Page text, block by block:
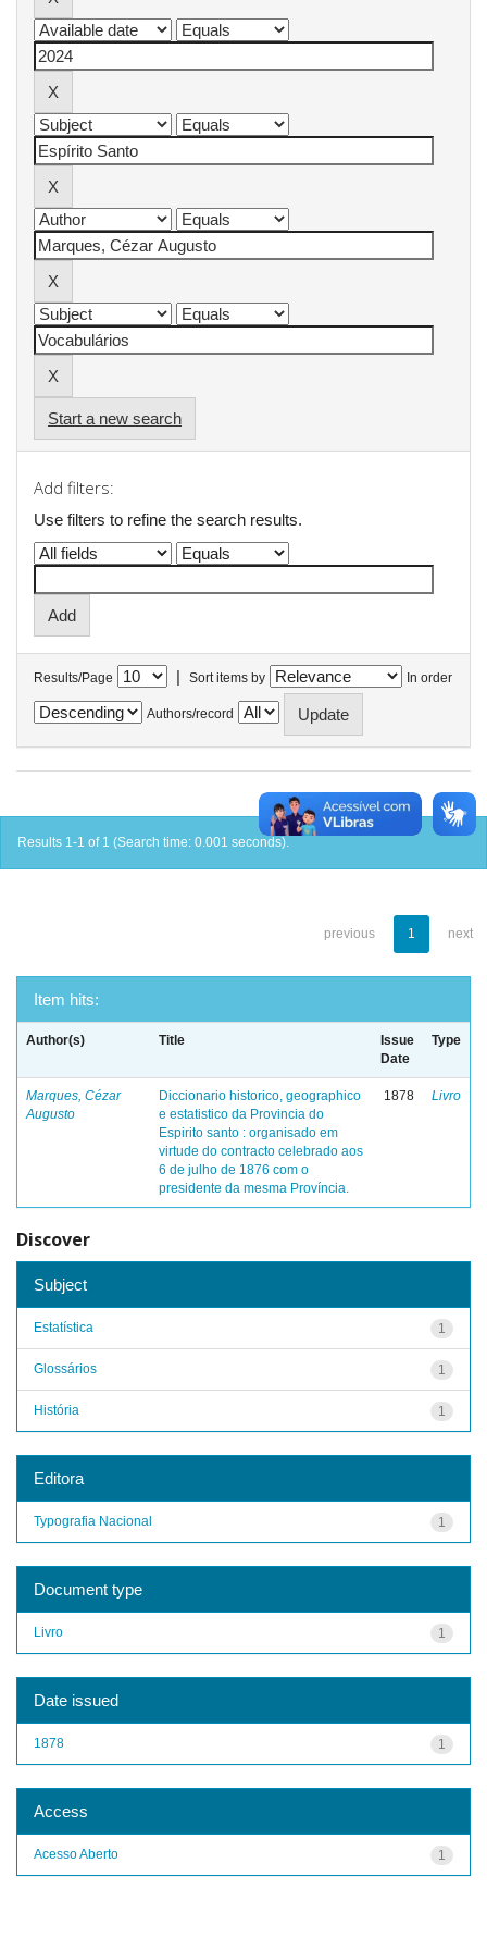
Start a new search
Add filters:
Use filters to refine the search results.
Results/Page | Sort items by In order
Authors/record
Results 1-1 of 1 (Search time: 0.001 seconds).
previous 1 next
Item hits:
Author(s) Title
Issue
Date
Type
Marques, Cézar
Augusto
Diccionario historico, geographico
e estatistico da Provincia do
Espirito santo : organisado em
virtude do contracto celebrado aos
6 de julho de 1876 com o
presidente da mesma Província.
1878 Livro
Discover
Subject
1
Estatística
1
Glossários
1
História
Editora
1
Typografia Nacional
Document type
1
Livro
Date issued
1
1878
Access
1
Acesso Aberto